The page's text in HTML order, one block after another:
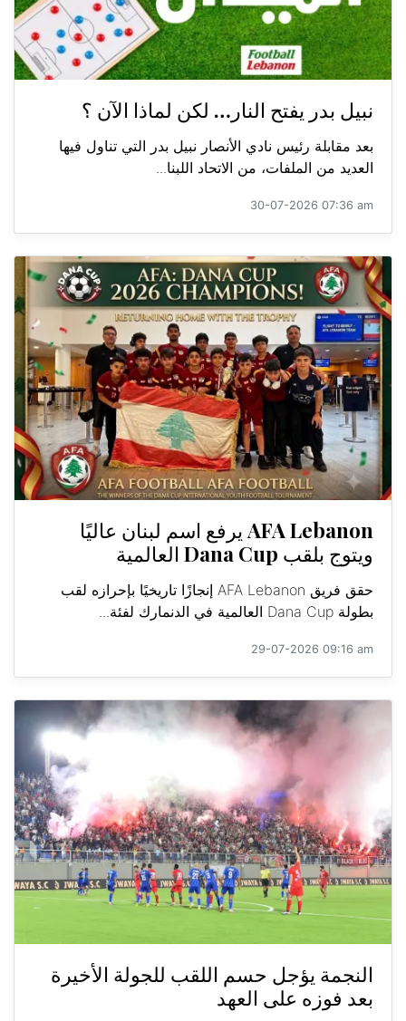
نبيل بدر يفتح النار… لكن لماذا الآن ؟
بعد مقابلة رئيس نادي الأنصار نبيل بدر التي تناول فيها
العديد من الملفات، من الاتحاد اللبنا...
30-07-2026 07:36 am
AFA Lebanon يرفع اسم لبنان عاليًا
ويتوج بلقب Dana Cup العالمية
حقق فريق AFA Lebanon إنجازًا تاريخيًا بإحرازه لقب
بطولة Dana Cup العالمية في الدنمارك لفئة...
29-07-2026 09:16 am
النجمة يؤجل حسم اللقب للجولة الأخيرة
بعد فوزه على العهد